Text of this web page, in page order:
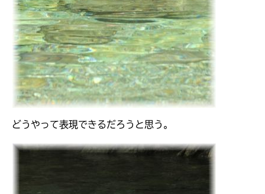
どうやって表現できるだろうと思う。